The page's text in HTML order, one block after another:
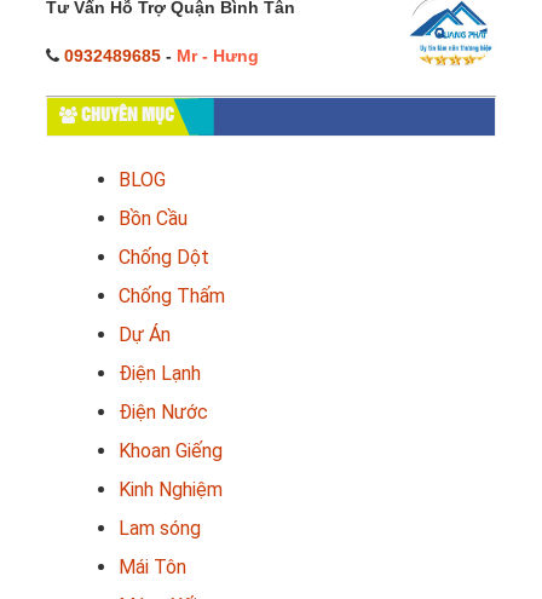
Tư Vấn Hỗ Trợ Quận Bình Tân
0932489685 - Mr - Hưng
CHUYÊN MỤC
BLOG
Bồn Cầu
Chống Dột
Chống Thấm
Dự Án
Điện Lạnh
Điện Nước
Khoan Giếng
Kinh Nghiệm
Lam sóng
Mái Tôn